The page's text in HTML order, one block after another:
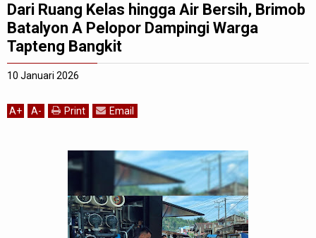
Dari Ruang Kelas hingga Air Bersih, Brimob
Batalyon A Pelopor Dampingi Warga
Tapteng Bangkit
10 Januari 2026
A+ A- Print Email
TANJUNGBALAI
ACEH
EDUKASI
ADVETORIAL